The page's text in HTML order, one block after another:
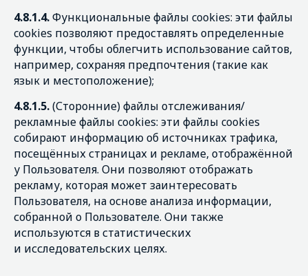
4.8.1.4.Функциональные файлы cookies: эти файлы
cookies позволяют предоставлять определенные
функции, чтобы облегчить использование сайтов,
например, сохраняя предпочтения (такие как
язык и местоположение);
4.8.1.5.(Сторонние) файлы отслеживания/
рекламные файлы cookies: эти файлы cookies
собирают информацию об источниках трафика,
посещённых страницах и рекламе, отображённой
у Пользователя. Они позволяют отображать
рекламу, которая может заинтересовать
Пользователя, на основе анализа информации,
собранной о Пользователе. Они также
используются в статистических
и исследовательских целях.